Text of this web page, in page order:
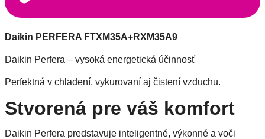
montážou
Daikin PERFERA FTXM35A+RXM35A9
Daikin Perfera – vysoká energetická účinnosť
Perfektná v chladení, vykurovaní aj čistení vzduchu.
Stvorená pre váš komfort
Daikin Perfera predstavuje inteligentné, výkonné a voči